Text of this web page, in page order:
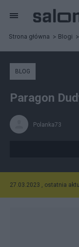
Strona główna Blogi
BLOG
Paragon
Polanka73
27.03.2023 , ostatnia